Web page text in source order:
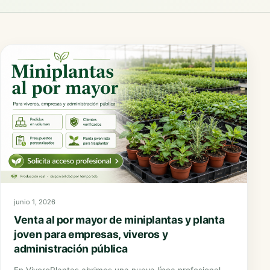
junio 1, 2026
Venta al por mayor de miniplantas y planta
joven para empresas, viveros y
administración pública